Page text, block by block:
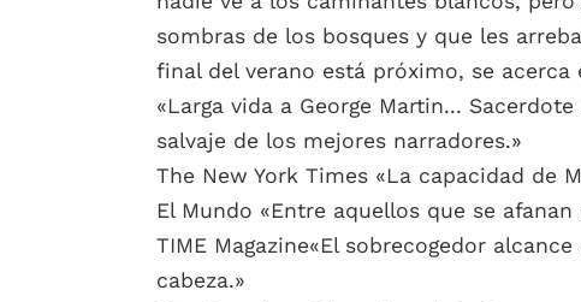
sombras de los bosques y que les
final del verano está próximo, se
«Larga vida a George Martin...
salvaje de los mejores narradores.»
The New York Times «La capacidad de
El Mundo «Entre aquellos que se
TIME Magazine«El sobrecogedor
cabeza.»